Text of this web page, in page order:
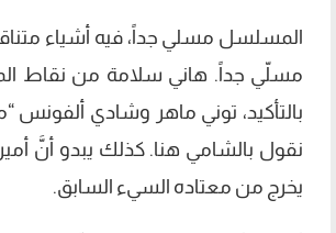
المسلسل مسلي جداً، فيه أشياء
مسلّي جداً. هاني سلامة من نقاط
بالتأكيد، توني ماهر وشادي
نقول بالشامي هنا. كذلك يبدو أنَّ
يخرج من معتاده السيء السابق.